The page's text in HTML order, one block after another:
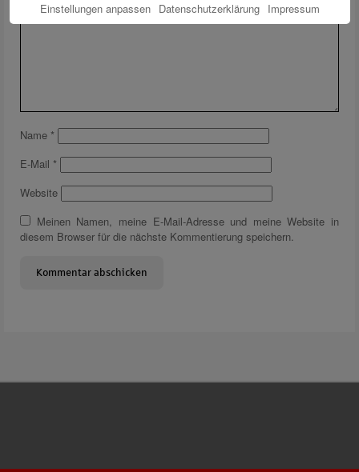
Name *
E-Mail *
Website
Meinen Namen, meine E-Mail-Adresse und meine Website in
diesem Browser für die nächste Kommentierung speichern.
Einstellungen anpassen Datenschutzerklärung Impressum